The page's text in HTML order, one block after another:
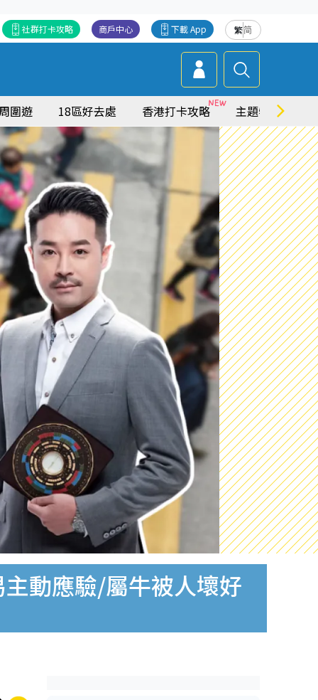
繁简
下載 App
商戶中心
社群打卡攻略
圍遊 18區好去處 香港打卡攻略 主題特集
動應驗/屬牛被人壞好